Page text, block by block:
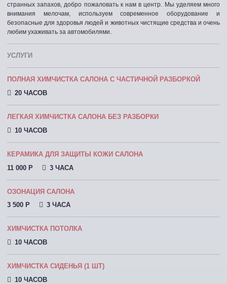
странных запахов, добро пожаловать к нам в центр. Мы уделяем много
внимания мелочам, используем современное оборудование и
безопасные для здоровья людей и животных чистящие средства и очень
любим ухаживать за автомобилями.
УСЛУГИ
ПОЛНАЯ ХИМЧИСТКА САЛОНА С ЧАСТИЧНОЙ РАЗБОРКОЙ
20 ЧАСОВ
ЛЕГКАЯ ХИМЧИСТКА САЛОНА БЕЗ РАЗБОРКИ
10 ЧАСОВ
КЕРАМИКА ДЛЯ ЗАЩИТЫ КОЖИ САЛОНА
11 000 P
3 ЧАСА
ОЗОНАЦИЯ САЛОНА
3 500 P
3 ЧАСА
ХИМЧИСТКА ПОТОЛКА
10 ЧАСОВ
ХИМЧИСТКА СИДЕНЬЯ (1 ШТ)
10 ЧАСОВ